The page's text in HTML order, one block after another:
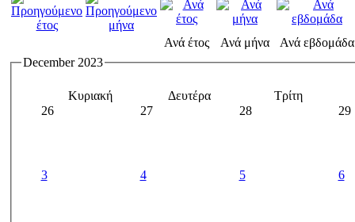
Ανά έτος Ανά μήνα
Ανά εβδομάδα
December 2023
Κυριακή Δευτέρα
Τρίτη
26
27 28 29
3 4 5 6